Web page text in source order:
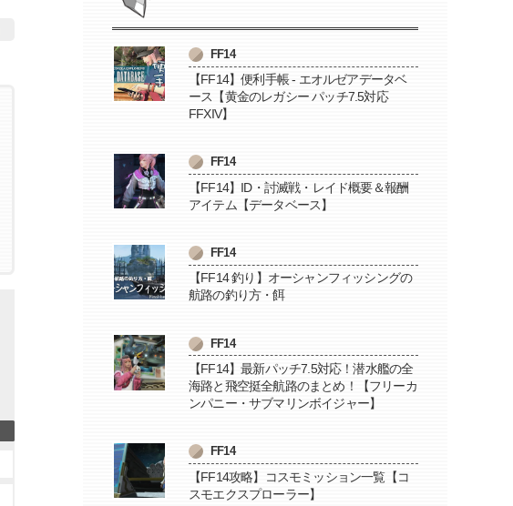
FF14
【FF14】便利手帳 - エオルゼアデータベ
ース【黄金のレガシー パッチ7.5対応
FFXIV】
FF14
【FF14】ID・討滅戦・レイド概要＆報酬
アイテム【データベース】
FF14
【FF14 釣り】オーシャンフィッシングの
航路の釣り方・餌
FF14
【FF14】最新パッチ7.5対応！潜水艦の全
海路と飛空挺全航路のまとめ！【フリーカ
ンパニー・サブマリンボイジャー】
FF14
【FF14攻略】コスモミッション一覧【コ
スモエクスプローラー】